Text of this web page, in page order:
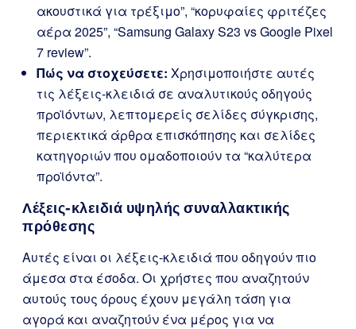
ακουστικά για τρέξιμο”, “κορυφαίες φριτέζες
αέρα 2025”, “Samsung Galaxy S23 vs Google Pixel
7 review”.
Πώς να στοχεύσετε: Χρησιμοποιήστε αυτές
τις λέξεις-κλειδιά σε αναλυτικούς οδηγούς
προϊόντων, λεπτομερείς σελίδες σύγκρισης,
περιεκτικά άρθρα επισκόπησης και σελίδες
κατηγοριών που ομαδοποιούν τα “καλύτερα
προϊόντα”.
Λέξεις-κλειδιά υψηλής συναλλακτικής
πρόθεσης
Αυτές είναι οι λέξεις-κλειδιά που οδηγούν πιο
άμεσα στα έσοδα. Οι χρήστες που αναζητούν
αυτούς τους όρους έχουν μεγάλη τάση για
αγορά και αναζητούν ένα μέρος για να